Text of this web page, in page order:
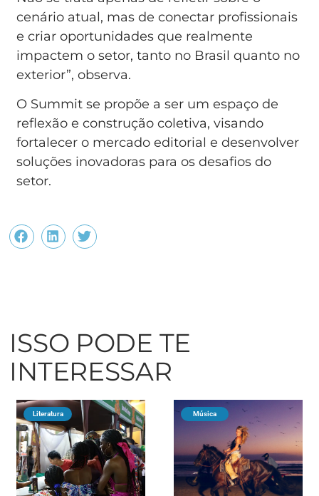
cenário atual, mas de conectar profissionais
e criar oportunidades que realmente
impactem o setor, tanto no Brasil quanto no
exterior”, observa.
O Summit se propõe a ser um espaço de
reflexão e construção coletiva, visando
fortalecer o mercado editorial e desenvolver
soluções inovadoras para os desafios do
setor.
ISSO PODE TE
INTERESSAR
Literatura Música